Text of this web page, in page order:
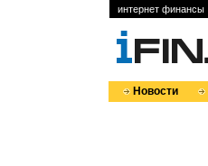
интернет финансы
Новости